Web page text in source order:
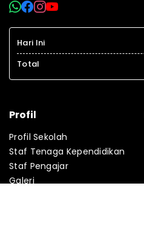
Hari Ini
Total
Profil
Profil Sekolah
Staf Tenaga Kependidikan
Staf Pengajar
Galeri